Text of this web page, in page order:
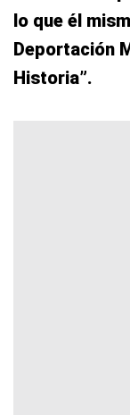
lo que él
Deportación
Historia”.